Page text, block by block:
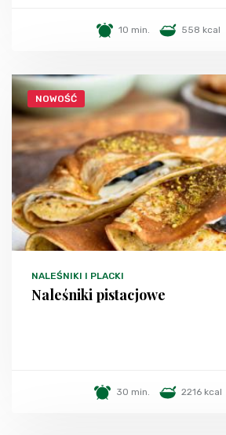
10 min. 558 kcal
NOWOŚĆ
NALEŚNIKI I PLACKI
Naleśniki pistacjowe
30 min. 2216 kcal